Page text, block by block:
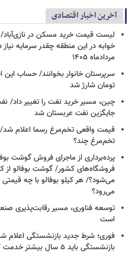
آخرین اخبار اقتصادی
خوابه در این منطقه چقدر سرمایه
مردادماه ۱۴۰۵
تومان شارژ شد
چین، مسیر خرید نغت را تغییر داد/
جایگزین نفت عربستان شد
قیمت واقعی تخم‌مرغ رسما اعلام
تخم‌مرغ چند؟
پرده‌برداری از ماجرای فروش گوشت
فروشگاه‌های کشور/ گوشت بوفالو از
می‌شود؟/ هر کیلو بوفالو با چه
می‌رود؟
توسعه فناوری، مسیر رقابت‌پذیری
است
فوری؛ شرط جدید بازنشستگی اعلام
بازنشستگی باید ۵ سال بیشتر خدمت کنند